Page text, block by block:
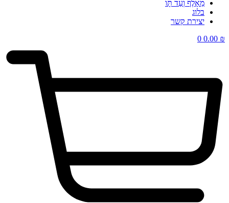
מֵאָלֶף וְעַד תָּו
בלוג
יצירת קשר
0.00 ₪
0